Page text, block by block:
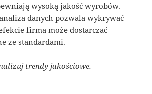
wysoką jakość wyrobów.
danych pozwala wykrywać
firma może dostarczać
ze standardami.
trendy jakościowe.